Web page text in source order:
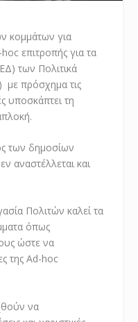
κομμάτων για
επιτροπής για τα
των Πολιτικά
πρόσχημα τις
υποσκάπτει τη
των δημοσίων
αναστέλλεται και
Πολιτών καλεί τα
όπως
ώστε να
της Ad-hoc
να